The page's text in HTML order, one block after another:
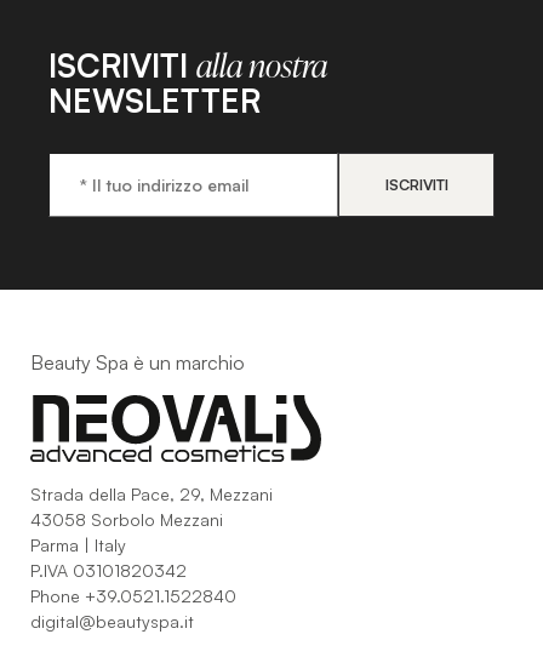
ISCRIVITI alla nostra
NEWSLETTER
Beauty Spa è un marchio
Strada della Pace, 29, Mezzani
43058 Sorbolo Mezzani
Parma | Italy
P.IVA 03101820342
Phone +39.0521.1522840
digital@beautyspa.it